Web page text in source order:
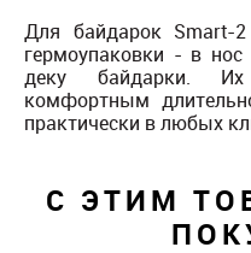
Для байдарок Smart-
гермоупаковки - в нос
деку байдарки. Их
комфортным
практически в любых
С ЭТИМ